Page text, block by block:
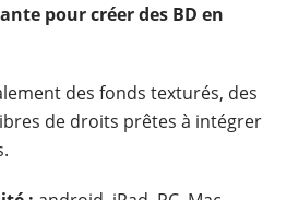
pour créer des BD en
des fonds texturés, des
de droits prêtes à intégrer